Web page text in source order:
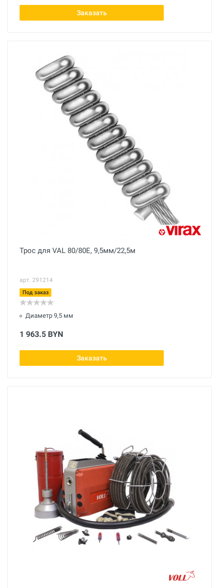
Заказать
Трос для VAL 80/80E, 9,5мм/22,5м
арт. 291214
Под заказ
Диаметр 9,5 мм
1 963.5 BYN
Заказать